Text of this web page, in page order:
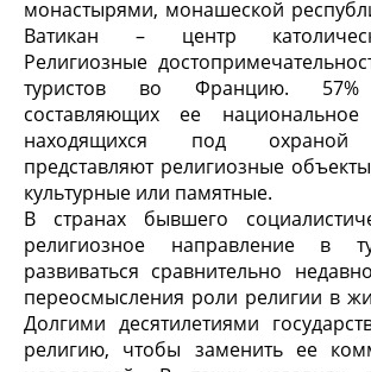
монастырями, монашеской
Ватикан – центр
Религиозные
туристов во Францию. 57%
составляющих ее
находящихся под охраной
представляют религиозные
культурные или памятные.
В странах бывшего
религиозное направление в
развиваться сравнительно
переосмысления роли религии в
Долгими десятилетиями
религию, чтобы заменить ее